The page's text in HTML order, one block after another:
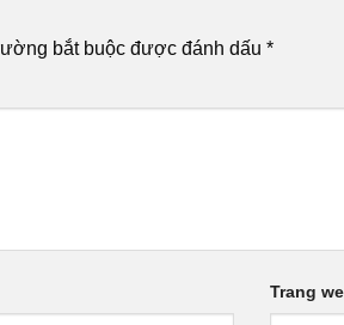
bắt buộc được đánh dấu *
Trang